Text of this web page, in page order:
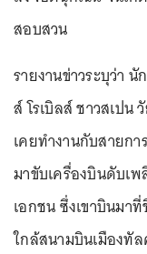
สอบสวน
รายงานข่าวระบุว่า
ส์ โรเบิลส์ ชาวสเป
เคยทำงานกับสายก
มาขับเครื่องบินดับเ
เอกชน ซึ่งเขาบินมา
ใกล้สนามบินเมืองทั